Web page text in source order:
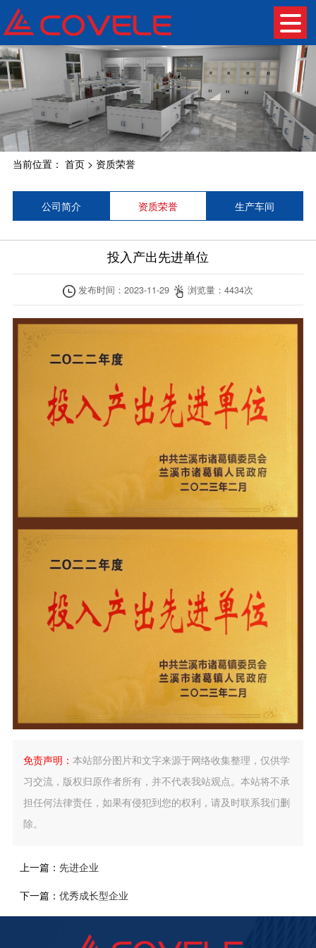
当前位置： 首页> 资质荣誉
公司简介 资质荣誉 生产车间
投入产出先进单位
发布时间：2023-11-29 浏览量：4434次
免责声明： 本站部分图片和文字来源于网络收集整理，仅供学
习交流，版权归原作者所有，并不代表我站观点。本站将不承
担任何法律责任，如果有侵犯到您的权利，请及时联系我们删
除。
上一篇： 先进企业
下一篇： 优秀成长型企业